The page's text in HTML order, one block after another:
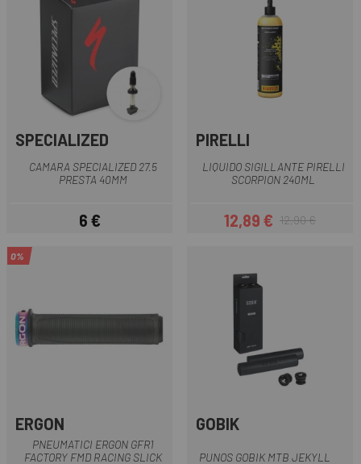
SPECIALIZED
CAMARA SPECIALIZED 27.5
PRESTA 40MM
Prezzo
6 €
PIRELLI
LIQUIDO SIGILLANTE PIRELLI
SCORPION 240ML
Prezzo
12,89 €Prezzo base
12,90 €
0%
ERGON
PNEUMATICI ERGON GFR1
FACTORY FMD RACING SLICK
GOBIK
PUNOS GOBIK MTB JEKYLL